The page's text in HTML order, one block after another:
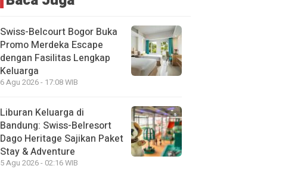
Swiss-Belcourt Bogor Buka
Promo Merdeka Escape
dengan Fasilitas Lengkap
Keluarga
6 Agu 2026 - 17:08 WIB
Liburan Keluarga di
Bandung: Swiss-Belresort
Dago Heritage Sajikan Paket
Stay & Adventure
5 Agu 2026 - 02:16 WIB